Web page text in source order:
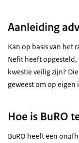
Aanleiding
Kan op basis van het
Nefit heeft
kwestie veilig zijn?
geweest om op
Hoe is BuRO
BuRO heeft een